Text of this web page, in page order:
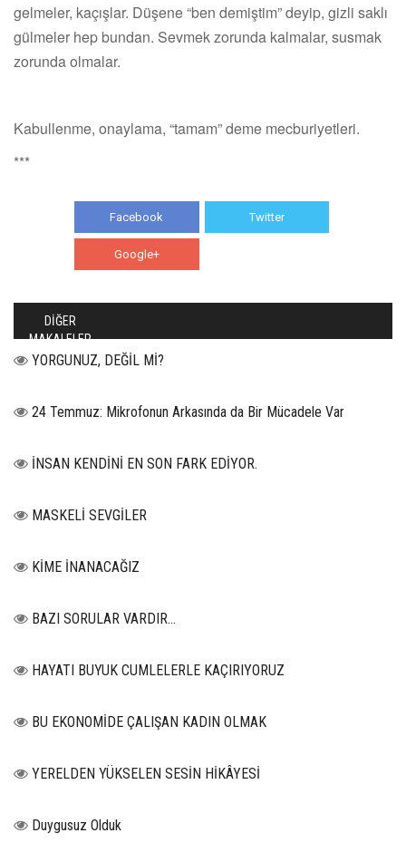
gelmeler, kaçışlar. Düşene “ben demiştim” deyip, gizli saklı
gülmeler hep bundan. Sevmek zorunda kalmalar, susmak
zorunda olmalar.
Kabullenme, onaylama, “tamam” deme mecburiyetleri.
***
Facebook Twitter
Google+
DİĞER
MAKALELER
YORGUNUZ, DEĞİL Mİ?
24 Temmuz: Mikrofonun Arkasında da Bir Mücadele Var
İNSAN KENDİNİ EN SON FARK EDİYOR.
MASKELİ SEVGİLER
KİME İNANACAĞIZ
BAZI SORULAR VARDIR…
HAYATI BUYUK CUMLELERLE KAÇIRIYORUZ
BU EKONOMİDE ÇALIŞAN KADIN OLMAK
YERELDEN YÜKSELEN SESİN HİKÂYESİ
Duygusuz Olduk